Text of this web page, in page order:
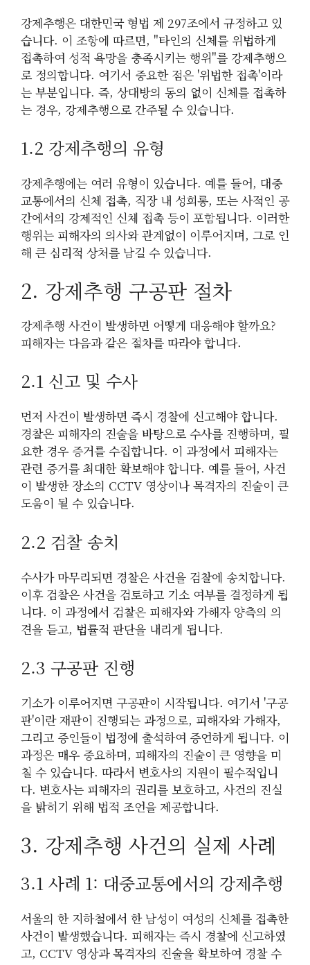
강제추행은 대한민국 형법 제 297조에서 규정하고 있
습니다. 이 조항에 따르면, "타인의 신체를 위법하게
접촉하여 성적 욕망을 충족시키는 행위"를 강제추행으
로 정의합니다. 여기서 중요한 점은 '위법한 접촉'이라
는 부분입니다. 즉, 상대방의 동의 없이 신체를 접촉하
는 경우, 강제추행으로 간주될 수 있습니다.
1.2 강제추행의 유형
강제추행에는 여러 유형이 있습니다. 예를 들어, 대중
교통에서의 신체 접촉, 직장 내 성희롱, 또는 사적인 공
간에서의 강제적인 신체 접촉 등이 포함됩니다. 이러한
행위는 피해자의 의사와 관계없이 이루어지며, 그로 인
해 큰 심리적 상처를 남길 수 있습니다.
2. 강제추행 구공판 절차
강제추행 사건이 발생하면 어떻게 대응해야 할까요?
피해자는 다음과 같은 절차를 따라야 합니다.
2.1 신고 및 수사
먼저 사건이 발생하면 즉시 경찰에 신고해야 합니다.
경찰은 피해자의 진술을 바탕으로 수사를 진행하며, 필
요한 경우 증거를 수집합니다. 이 과정에서 피해자는
관련 증거를 최대한 확보해야 합니다. 예를 들어, 사건
이 발생한 장소의 CCTV 영상이나 목격자의 진술이 큰
도움이 될 수 있습니다.
2.2 검찰 송치
수사가 마무리되면 경찰은 사건을 검찰에 송치합니다.
이후 검찰은 사건을 검토하고 기소 여부를 결정하게 됩
니다. 이 과정에서 검찰은 피해자와 가해자 양측의 의
견을 듣고, 법률적 판단을 내리게 됩니다.
2.3 구공판 진행
기소가 이루어지면 구공판이 시작됩니다. 여기서 '구공
판'이란 재판이 진행되는 과정으로, 피해자와 가해자,
그리고 증인들이 법정에 출석하여 증언하게 됩니다. 이
과정은 매우 중요하며, 피해자의 진술이 큰 영향을 미
칠 수 있습니다. 따라서 변호사의 지원이 필수적입니
다. 변호사는 피해자의 권리를 보호하고, 사건의 진실
을 밝히기 위해 법적 조언을 제공합니다.
3. 강제추행 사건의 실제 사례
3.1 사례 1: 대중교통에서의 강제추행
서울의 한 지하철에서 한 남성이 여성의 신체를 접촉한
사건이 발생했습니다. 피해자는 즉시 경찰에 신고하였
고, CCTV 영상과 목격자의 진술을 확보하여 경찰 수